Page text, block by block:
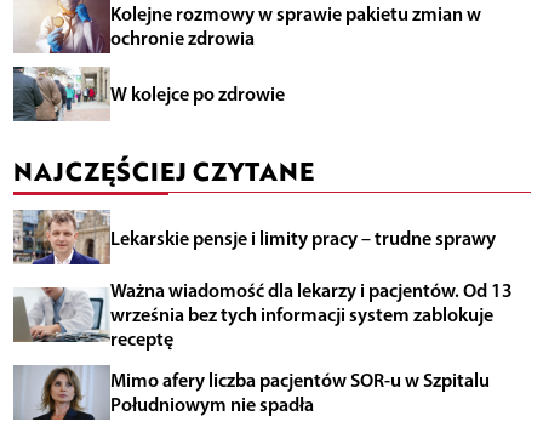
Kolejne rozmowy w sprawie pakietu zmian w
ochronie zdrowia
W kolejce po zdrowie
NAJCZĘŚCIEJ CZYTANE
Lekarskie pensje i limity pracy – trudne sprawy
Ważna wiadomość dla lekarzy i pacjentów. Od 13
września bez tych informacji system zablokuje
receptę
Mimo afery liczba pacjentów SOR-u w Szpitalu
Południowym nie spadła